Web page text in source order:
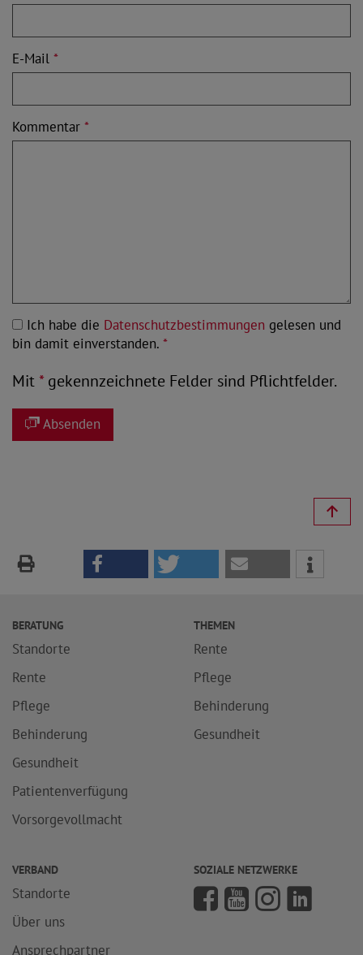
E-Mail *
Kommentar *
Ich habe die Datenschutzbestimmungen gelesen und
bin damit einverstanden. *
Mit*gekennzeichnete Felder sind Pflichtfelder.
Absenden
BERATUNG
Standorte
Rente
Pflege
Behinderung
Gesundheit
Patientenverfügung
Vorsorgevollmacht
THEMEN
Rente
Pflege
Behinderung
Gesundheit
VERBAND
Standorte
Über uns
Ansprechpartner
SOZIALE NETZWERKE